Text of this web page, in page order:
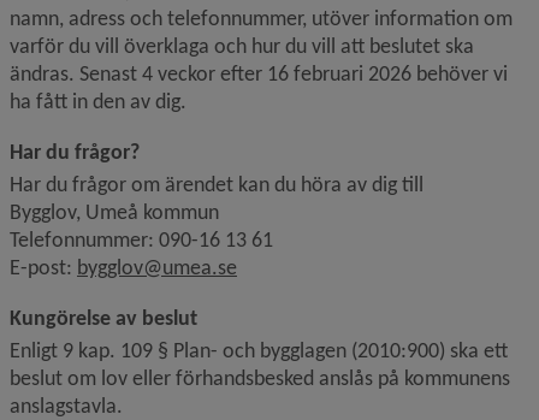
namn, adress och telefonnummer, utöver information om
varför du vill överklaga och hur du vill att beslutet ska
ändras. Senast 4 veckor efter 16 februari 2026 behöver vi
ha fått in den av dig.
Har du frågor?
Har du frågor om ärendet kan du höra av dig till
Bygglov, Umeå kommun
Telefonnummer: 090-16 13 61
E-post: bygglov@umea.se
Kungörelse av beslut
Enligt 9 kap. 109 § Plan- och bygglagen (2010:900) ska ett
beslut om lov eller förhandsbesked anslås på kommunens
anslagstavla.